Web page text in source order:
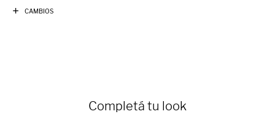
CAMBIOS
Completá tu look